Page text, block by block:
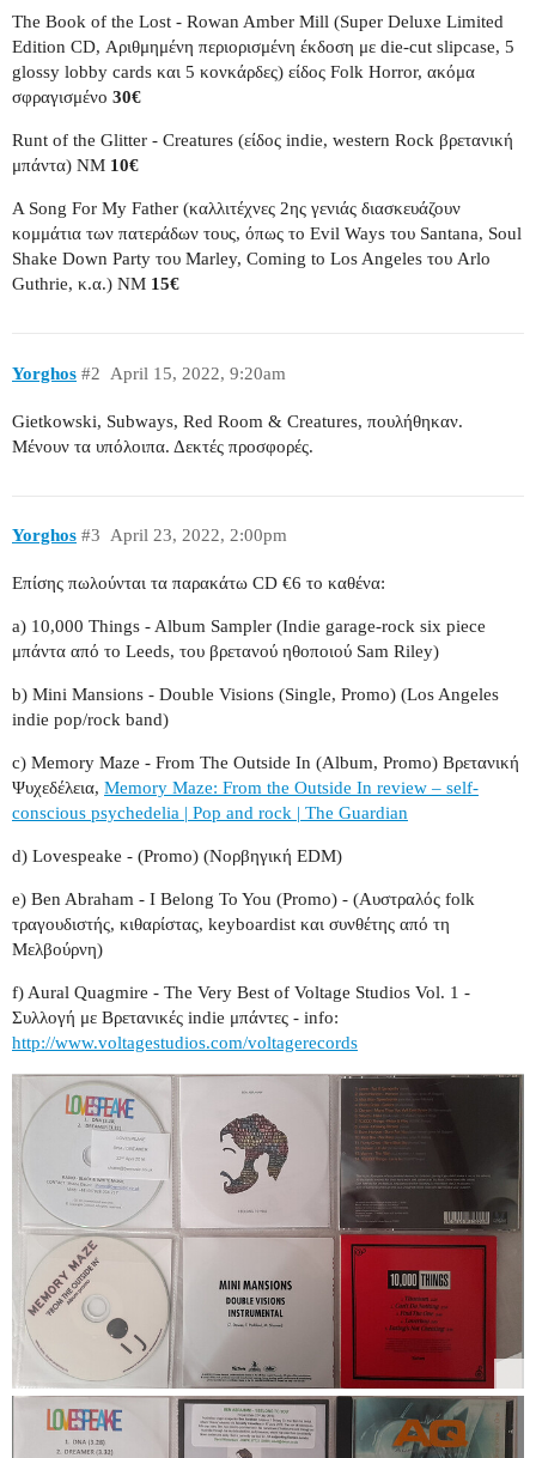
The Book of the Lost - Rowan Amber Mill (Super Deluxe Limited
Edition CD, Αριθμημένη περιορισμένη έκδοση με die-cut slipcase, 5
glossy lobby cards και 5 κονκάρδες) είδος Folk Horror, ακόμα
σφραγισμένο 30€
Runt of the Glitter - Creatures (είδος indie, western Rock βρετανική
μπάντα) NM 10€
A Song For My Father (καλλιτέχνες 2ης γενιάς διασκευάζουν
κομμάτια των πατεράδων τους, όπως το Evil Ways του Santana, Soul
Shake Down Party του Marley, Coming to Los Angeles του Arlo
Guthrie, κ.α.) ΝΜ 15€
Yorghos April 15, 2022, 9:20am
#2
Gietkowski, Subways, Red Room & Creatures, πουλήθηκαν.
Μένουν τα υπόλοιπα. Δεκτές προσφορές.
Yorghos April 23, 2022, 2:00pm
#3
Επίσης πωλούνται τα παρακάτω CD €6 το καθένα:
a) 10,000 Things - Album Sampler (Indie garage-rock six piece
μπάντα από το Leeds, του βρετανού ηθοποιού Sam Riley)
b) Mini Mansions - Double Visions (Single, Promo) (Los Angeles
indie pop/rock band)
c) Memory Maze - From The Outside In (Album, Promo) Βρετανική
Ψυχεδέλεια, Memory Maze: From the Outside In review – self-
conscious psychedelia | Pop and rock | The Guardian
d) Lovespeake - (Promo) (Νορβηγική EDM)
e) Ben Abraham - I Belong To You (Promo) - (Αυστραλός folk
τραγουδιστής, κιθαρίστας, keyboardist και συνθέτης από τη
Μελβούρνη)
f) Aural Quagmire - The Very Best of Voltage Studios Vol. 1 -
Συλλογή με Βρετανικές indie μπάντες - info:
http://www.voltagestudios.com/voltagerecords